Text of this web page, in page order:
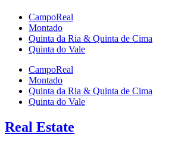
CampoReal
Montado
Quinta da Ria & Quinta de Cima
Quinta do Vale
CampoReal
Montado
Quinta da Ria & Quinta de Cima
Quinta do Vale
Real Estate